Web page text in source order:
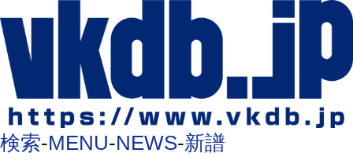
検索-MENU-NEWS-新譜